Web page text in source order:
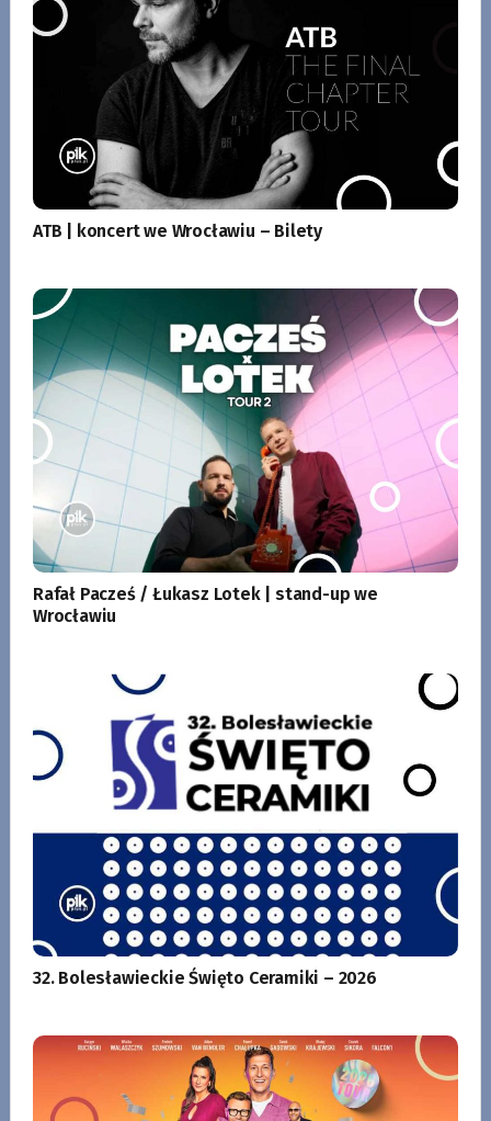
ATB | koncert we Wrocławiu – Bilety
Rafał Pacześ / Łukasz Lotek | stand-up we
Wrocławiu
32. Bolesławieckie Święto Ceramiki – 2026